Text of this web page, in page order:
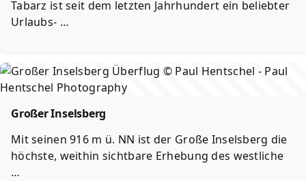
Tabarz ist seit dem letzten Jahrhundert ein beliebter
Urlaubs- …
Großer Inselsberg
Mit seinen 916 m ü. NN ist der Große Inselsberg die
höchste, weithin sichtbare Erhebung des westliche
…
Förderprojekte
Friedhöfe